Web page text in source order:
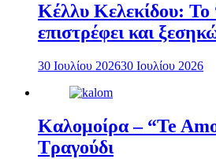
Κέλλυ Κελεκίδου:
επιστρέφει και
30 Ιουλίου 202630 Ιουλίου 2026
Καλομοίρα – “Te
Τραγούδι